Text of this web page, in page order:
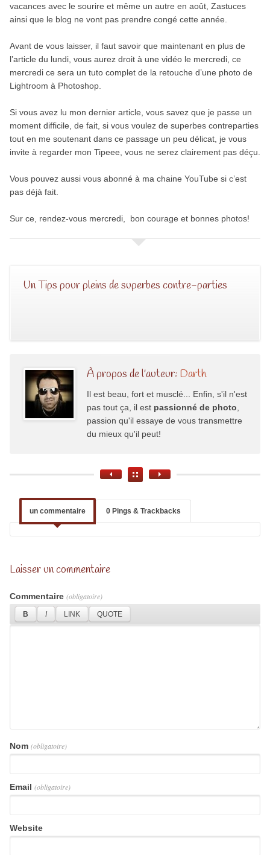
vacances avec le sourire et même un autre en août, Zastuces
ainsi que le blog ne vont pas prendre congé cette année.
Avant de vous laisser, il faut savoir que maintenant en plus de
l’article du lundi, vous aurez droit à une vidéo le mercredi, ce
mercredi ce sera un tuto complet de la retouche d’une photo de
Lightroom à Photoshop.
Si vous avez lu mon dernier article, vous savez que je passe un
moment difficile, de fait, si vous voulez de superbes contreparties
tout en me soutenant dans ce passage un peu délicat, je vous
invite à regarder mon Tipeee, vous ne serez clairement pas déçu.
Vous pouvez aussi vous abonné à ma chaine YouTube si c’est
pas déjà fait.
Sur ce, rendez-vous mercredi, bon courage et bonnes photos!
Un Tips pour pleins de superbes contre-parties
À propos de l'auteur: Darth
Il est beau, fort et musclé... Enfin, s'il n'est
pas tout ça, il est passionné de photo,
passion qu'il essaye de vous transmettre
du mieux qu'il peut!
un commentaire 0 Pings & Trackbacks
Laisser un commentaire
Commentaire (obligatoire)
Nom (obligatoire)
Email (obligatoire)
Website